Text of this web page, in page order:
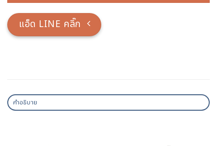
แอ็ด LINE คลิ๊ก
คำอธิบาย